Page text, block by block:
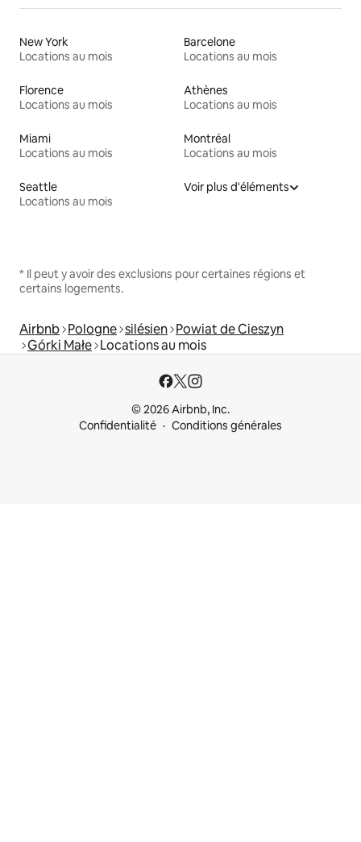
New York
Locations au mois
Barcelone
Locations au mois
Florence
Locations au mois
Athènes
Locations au mois
Miami
Locations au mois
Montréal
Locations au mois
Seattle
Locations au mois
Voir plus d'éléments
* Il peut y avoir des exclusions pour certaines régions et
certains logements.
Airbnb Pologne silésien Powiat de Cieszyn
Górki Małe Locations au mois
© 2026 Airbnb, Inc.
Confidentialité
Conditions générales